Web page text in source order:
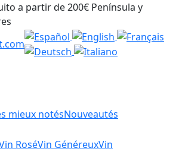
a partir de 200€ Península y
mieux notésNouveautés
RoséVin GénéreuxVin